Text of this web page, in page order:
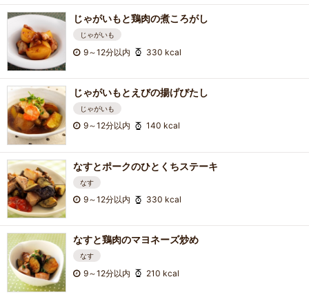
じゃがいもと鶏肉の煮ころがし
じゃがいも
9～12分以内 330 kcal
じゃがいもとえびの揚げびたし
じゃがいも
9～12分以内 140 kcal
なすとポークのひとくちステーキ
なす
9～12分以内 330 kcal
なすと鶏肉のマヨネーズ炒め
なす
9～12分以内 210 kcal